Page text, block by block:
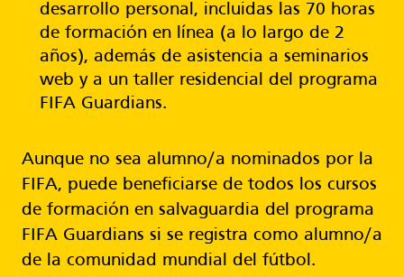
desarrollo personal, incluidas las 70 horas
de formación en línea (a lo largo de 2
años), además de asistencia a seminarios
web y a un taller residencial del programa
FIFA Guardians.
Aunque no sea alumno/a nominados por la
FIFA, puede beneficiarse de todos los cursos
de formación en salvaguardia del programa
FIFA Guardians si se registra como alumno/a
de la comunidad mundial del fútbol.